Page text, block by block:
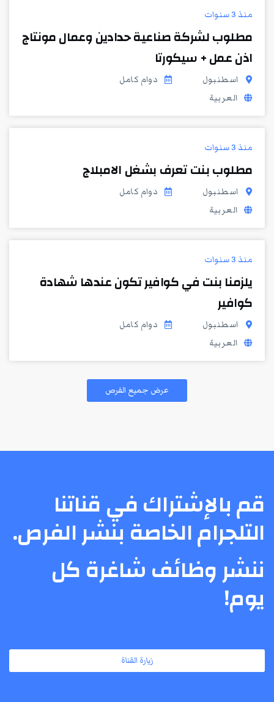
منذ 3 سنوات
مطلوب لشركة صناعية حدادين وعمال مونتاج
اذن عمل + سيكورتا
اسطنبول
دوام كامل
العربية
منذ 3 سنوات
مطلوب بنت تعرف بشغل الامبلاج
اسطنبول
دوام كامل
العربية
منذ 3 سنوات
يلزمنا بنت في كوافير تكون عندها شهادة
كوافير
اسطنبول
دوام كامل
العربية
عرض جميع الفرص
قم بالإشتراك في قناتنا
التلجرام الخاصة بنشر الفرص.
ننشر وظائف شاغرة كل
يوم!
زيارة القناة